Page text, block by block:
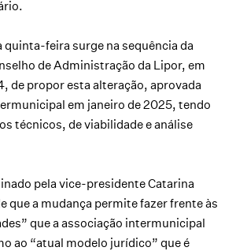
quinta-feira surge na sequência da
de Administração da Lipor, em
de propor esta alteração, aprovada
em janeiro de 2025, tendo
técnicos, de viabilidade e análise
pela vice-presidente Catarina
que a mudança permite fazer frente às
que a associação intermunicipal
ao “atual modelo jurídico” que é